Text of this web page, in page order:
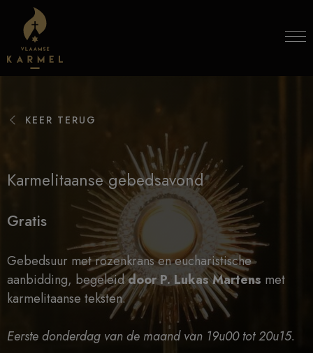
Skip to content
KEER TERUG
Karmelitaanse gebedsavond
Gratis
Gebedsuur met rozenkrans en eucharistische
aanbidding, begeleiddoor P. Lukas Martens met
karmelitaanse teksten.
Eerste donderdag van de maand van 19u00 tot 20u15.